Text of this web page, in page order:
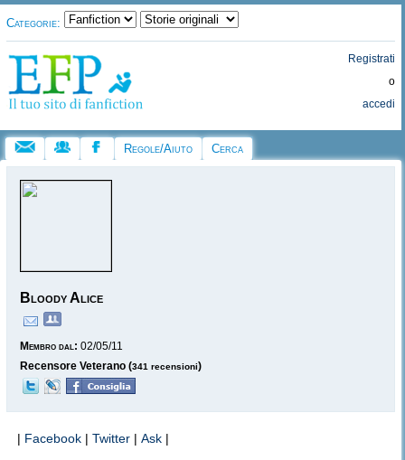
Categorie:
Registrati
o
accedi
Regole/Aiuto Cerca
Bloody Alice
Membro dal: 02/05/11
Recensore Veterano (341 recensioni)
| Facebook | Twitter | Ask |